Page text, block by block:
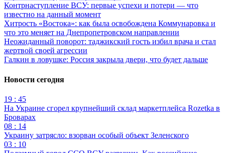
Контрнаступление ВСУ: первые успехи и потери — что
известно на данный момент
Хитрость «Востока»: как была освобождена Коммунаровка и
что это меняет на Днепропетровском направлении
Неожиданный поворот: таджикский гость избил врача и стал
жертвой своей агрессии
Галкин в ловушке: Россия закрыла двери, что будет дальше
Новости сегодня
19 : 45
На Украине сгорел крупнейший склад маркетплейса Rozetka в
Броварах
08 : 14
Украину затрясло: взорван особый объект Зеленского
03 : 10